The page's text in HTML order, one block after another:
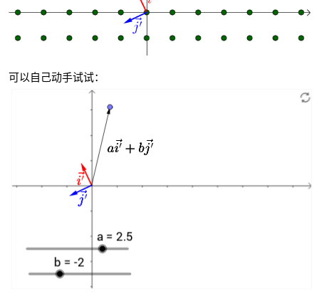
可以自己动手试试：